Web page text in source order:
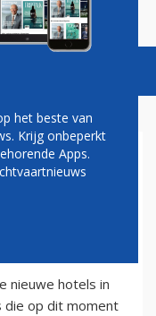
Vacatures
VOOR
nieuwe hotels in
die op dit moment
het beste van
Krijg onbeperkt
Apps.